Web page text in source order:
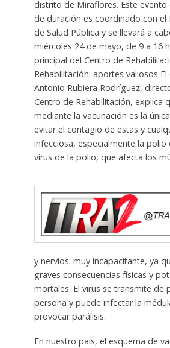
distrito de Miraflores. Este evento
de duración es coordinado con
de Salud Pública y se llevará a
miércoles 24 de mayo, de 9 a 16
principal del Centro de
Rehabilitación: aportes valiosos
Antonio Rubiera Rodríguez,
Centro de Rehabilitación, explica
mediante la vacunación es la
evitar el contagio de estas y
infecciosa, especialmente la polio
virus de la polio, que afecta los
y nervios. muy incapacitante, ya
graves consecuencias físicas y
mortales. El virus se transmite de
persona y puede infectar la
provocar parálisis.
En nuestro país, el esquema de